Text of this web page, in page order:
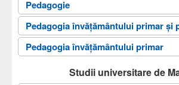
Pedagogie
Pedagogia învăţământului primar și
Pedagogia învăţământului primar
Studii universitare de